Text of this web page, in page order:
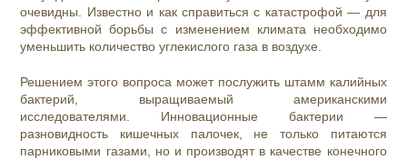
очевидны. Известно и как справиться с катастрофой — для
эффективной борьбы с изменением климата необходимо
уменьшить количество углекислого газа в воздухе.
Решением этого вопроса может послужить штамм калийных
бактерий, выращиваемый американскими
исследователями. Инновационные бактерии —
разновидность кишечных палочек, не только питаются
парниковыми газами, но и производят в качестве конечного